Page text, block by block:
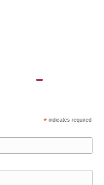
* indicates required